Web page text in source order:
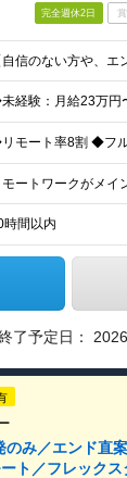
完全週休2日
モートワークがメイ
時間以内
了予定日：
のみ／エンド直
ト／フレックス